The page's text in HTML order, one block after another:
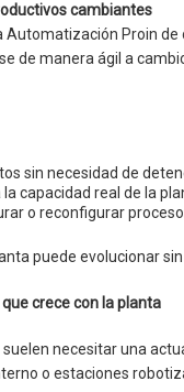
cambiantes
Automatización Proin
de manera ágil a
sin necesidad de
capacidad real de la
o reconfigurar
puede evolucionar
crece con la planta
necesitar una
o estaciones